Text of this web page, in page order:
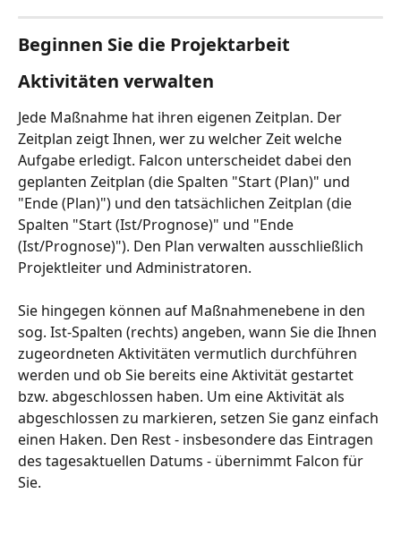
Beginnen Sie die Projektarbeit
Aktivitäten verwalten
Jede Maßnahme hat ihren eigenen Zeitplan. Der
Zeitplan zeigt Ihnen, wer zu welcher Zeit welche
Aufgabe erledigt. Falcon unterscheidet dabei den
geplanten Zeitplan (die Spalten "Start (Plan)" und
"Ende (Plan)") und den tatsächlichen Zeitplan (die
Spalten "Start (Ist/Prognose)" und "Ende
(Ist/Prognose)"). Den Plan verwalten ausschließlich
Projektleiter und Administratoren.
Sie hingegen können auf Maßnahmenebene in den
sog. Ist-Spalten (rechts) angeben, wann Sie die Ihnen
zugeordneten Aktivitäten vermutlich durchführen
werden und ob Sie bereits eine Aktivität gestartet
bzw. abgeschlossen haben. Um eine Aktivität als
abgeschlossen zu markieren, setzen Sie ganz einfach
einen Haken. Den Rest - insbesondere das Eintragen
des tagesaktuellen Datums - übernimmt Falcon für
Sie.